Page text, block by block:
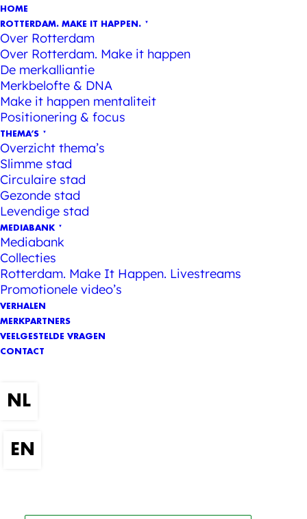
HOME
ROTTERDAM. MAKE IT HAPPEN.
Over Rotterdam
Over Rotterdam. Make it happen
De merkalliantie
Merkbelofte & DNA
Make it happen mentaliteit
Positionering & focus
THEMA’S
Overzicht thema’s
Slimme stad
Circulaire stad
Gezonde stad
Levendige stad
MEDIABANK
Mediabank
Collecties
Rotterdam. Make It Happen. Livestreams
Promotionele video’s
VERHALEN
MERKPARTNERS
VEELGESTELDE VRAGEN
CONTACT